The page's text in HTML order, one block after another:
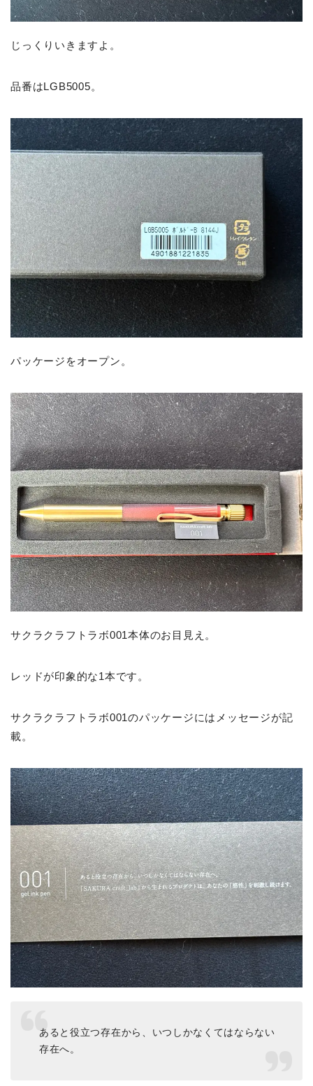
じっくりいきますよ。
品番はLGB5005。
パッケージをオープン。
サクラクラフトラボ001本体のお目見え。
レッドが印象的な1本です。
サクラクラフトラボ001のパッケージにはメッセージが記
載。
あると役立つ存在から、いつしかなくてはならない
存在へ。